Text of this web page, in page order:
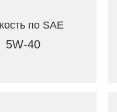
по SAE
5W-40